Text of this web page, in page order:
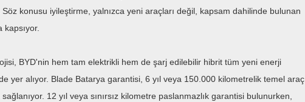
konusu iyileştirme, yalnızca yeni araçları değil, kapsam dahilinde bulunan
kapsıyor.
BYD'nin hem tam elektrikli hem de şarj edilebilir hibrit tüm yeni enerji
yer alıyor. Blade Batarya garantisi, 6 yıl veya 150.000 kilometrelik temel araç
12 yıl veya sınırsız kilometre paslanmazlık garantisi bulunurken,